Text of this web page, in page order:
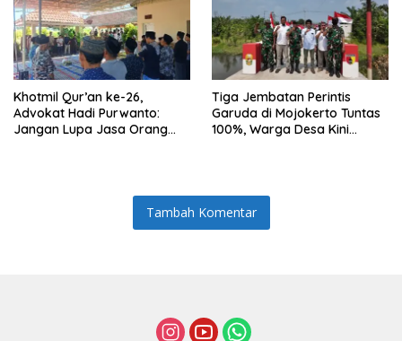
Khotmil Qur’an ke-26,
Advokat Hadi Purwanto:
Jangan Lupa Jasa Orang
Tiga Jembatan Perintis
Garuda di Mojokerto Tuntas
100%, Warga Desa Kini
Tambah Komentar